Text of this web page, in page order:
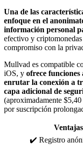
Una de las
enfoque en el
información personal
efectivo y
compromiso con la
Mullvad es compatible
iOS, y ofrece
enrutar la conexión a
capa adicional de
(aproximadamente
por suscripción
Ventajas
✔️ Registro